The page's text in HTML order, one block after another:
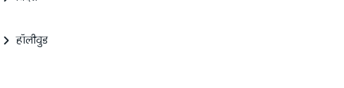
हॉलीवुड